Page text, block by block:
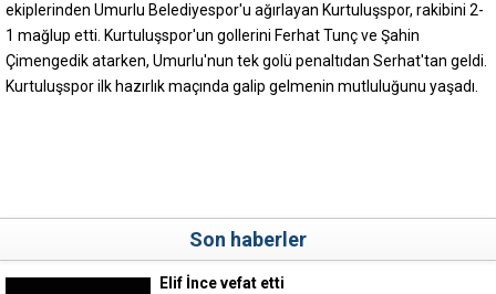
ekiplerinden Umurlu Belediyespor'u ağırlayan Kurtuluşspor, rakibini 2-
1 mağlup etti. Kurtuluşspor'un gollerini Ferhat Tunç ve Şahin
Çimengedik atarken, Umurlu'nun tek golü penaltıdan Serhat'tan geldi.
Kurtuluşspor ilk hazırlık maçında galip gelmenin mutluluğunu yaşadı.
Son haberler
Elif İnce vefat etti